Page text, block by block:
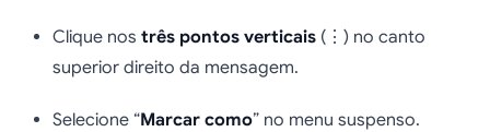
Clique nos três pontos verticais (⋮) no canto
superior direito da mensagem.
Selecione “Marcar como” no menu suspenso.